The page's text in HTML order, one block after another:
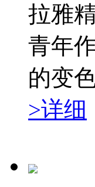
拉雅
青年
的变
>详细